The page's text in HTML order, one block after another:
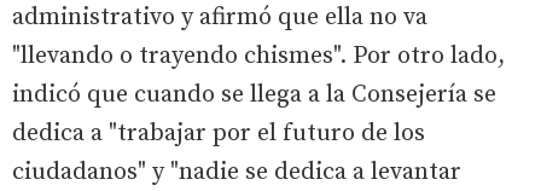
administrativo y afirmó que ella no va
"llevando o trayendo chismes". Por otro lado,
indicó que cuando se llega a la Consejería se
dedica a "trabajar por el futuro de los
ciudadanos" y "nadie se dedica a levantar